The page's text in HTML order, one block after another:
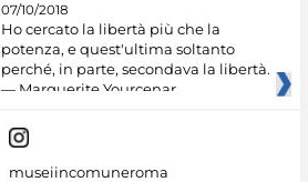
07/10/2018
Ho cercato la libertà più che la
potenza, e quest'ultima soltanto
perché, in parte, secondava la libertà.
— Marguerite Yourcenar
museiincomuneroma